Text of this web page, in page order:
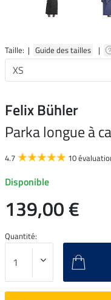
Taille: | Guide des tailles |
Felix Bühler
Parka longue à
4.7 10
Disponible
139,00 €
Quantité: